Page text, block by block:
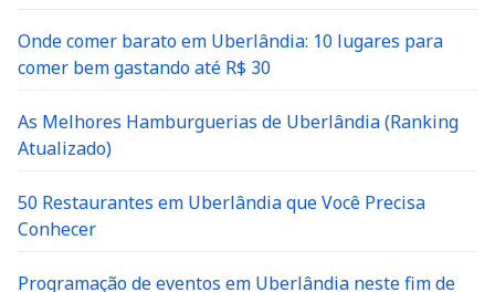
Onde comer barato em Uberlândia: 10 lugares para
comer bem gastando até R$ 30
As Melhores Hamburguerias de Uberlândia (Ranking
Atualizado)
50 Restaurantes em Uberlândia que Você Precisa
Conhecer
Programação de eventos em Uberlândia neste fim de